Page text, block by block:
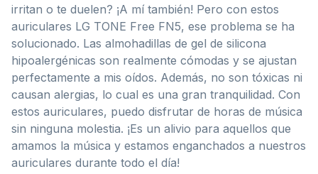
irritan o te duelen? ¡A mí también! Pero con estos
auriculares LG TONE Free FN5, ese problema se ha
solucionado. Las almohadillas de gel de silicona
hipoalergénicas son realmente cómodas y se ajustan
perfectamente a mis oídos. Además, no son tóxicas ni
causan alergias, lo cual es una gran tranquilidad. Con
estos auriculares, puedo disfrutar de horas de música
sin ninguna molestia. ¡Es un alivio para aquellos que
amamos la música y estamos enganchados a nuestros
auriculares durante todo el día!